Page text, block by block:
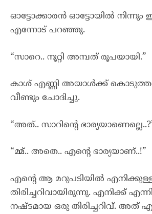
ഓട്ടോക്കാരൻ ഓട്ടോയിൽ നിന്നും
എന്നോട് പറഞ്ഞു.
“സാറെ.. നൂറ്റി അമ്പത് രൂപയായി.”
കാശ് എണ്ണി അയാൾക്ക്
വീണ്ടും ചോദിച്ചു.
“അത്.. സാറിന്റെ
“മ്മ്.. അതെ.. എന്റെ ഭാര്യയാണ്..!”
എന്റെ ആ മറുപടിയിൽ
തിരിച്ചറിവായിരുന്നു. എനിക്ക്
നഷ്ടമായ ഒരു തിരിച്ചറിവ്. അത്